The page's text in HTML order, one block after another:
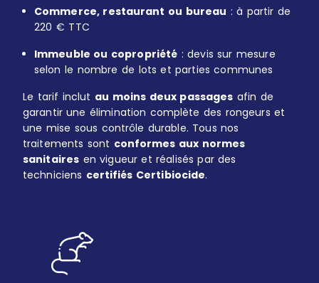
Commerce, restaurant ou bureau : à partir de
220 € TTC
Immeuble ou copropriété : devis sur mesure
selon le nombre de lots et parties communes
Le tarif inclut au moins deux passages afin de
garantir une élimination complète des rongeurs et
une mise sous contrôle durable. Tous nos
traitements sont conformes aux normes
sanitaires en vigueur et réalisés par des
techniciens certifiés Certibiocide.